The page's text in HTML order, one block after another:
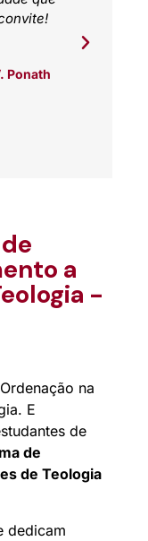
Ponath
a
-
na
E
de
de
de Teologia
dedicam